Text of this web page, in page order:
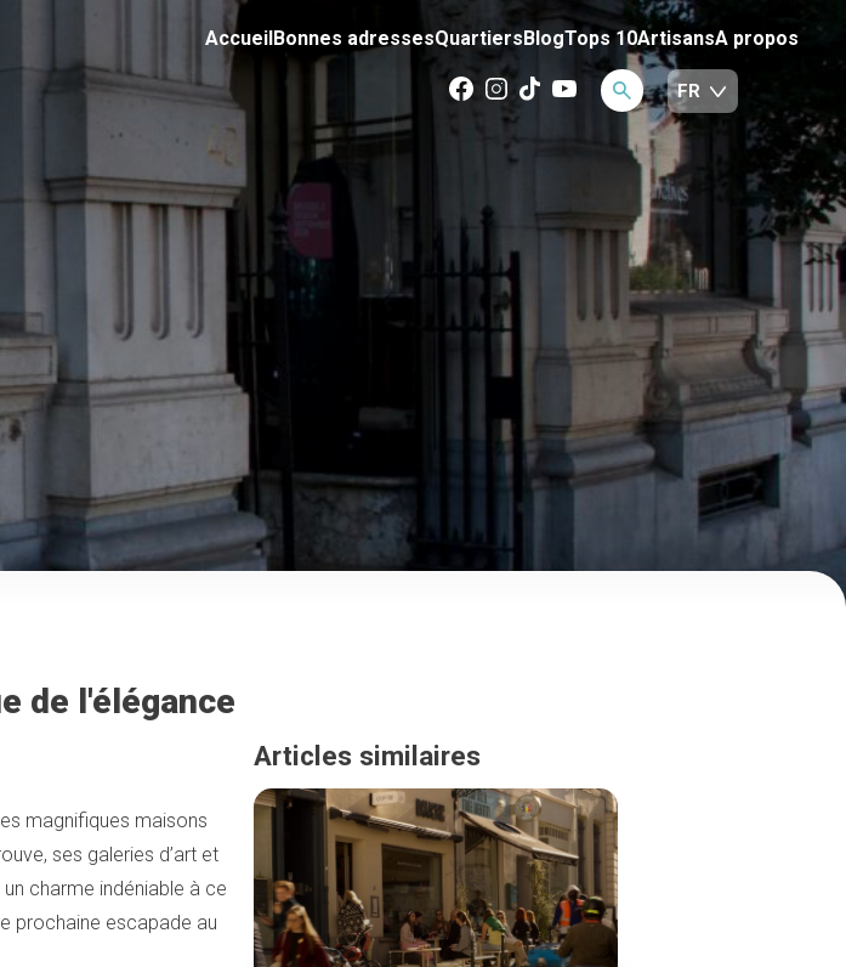
AccueilBonnes adressesQuartiersBlogTops 10ArtisansA propos
de l'élégance
magnifiques maisons
ses galeries d’art et
charme indéniable à ce
prochaine escapade au
Articles similaires